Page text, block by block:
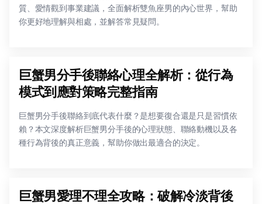
質、愛情觀到事業建議，全面解析雙魚座男的內心世界，幫助
你更好地理解與相處，並解答常見疑問。
巨蟹男分手後聯絡心理全解析：從行為
模式到應對策略完整指南
巨蟹男分手後聯絡到底代表什麼？是想要復合還是只是習慣依
賴？本文深度解析巨蟹男分手後的心理狀態、聯絡動機以及各
種行為背後的真正意義，幫助你做出最適合的決定。
巨蟹男愛理不理全攻略：破解冷淡背後